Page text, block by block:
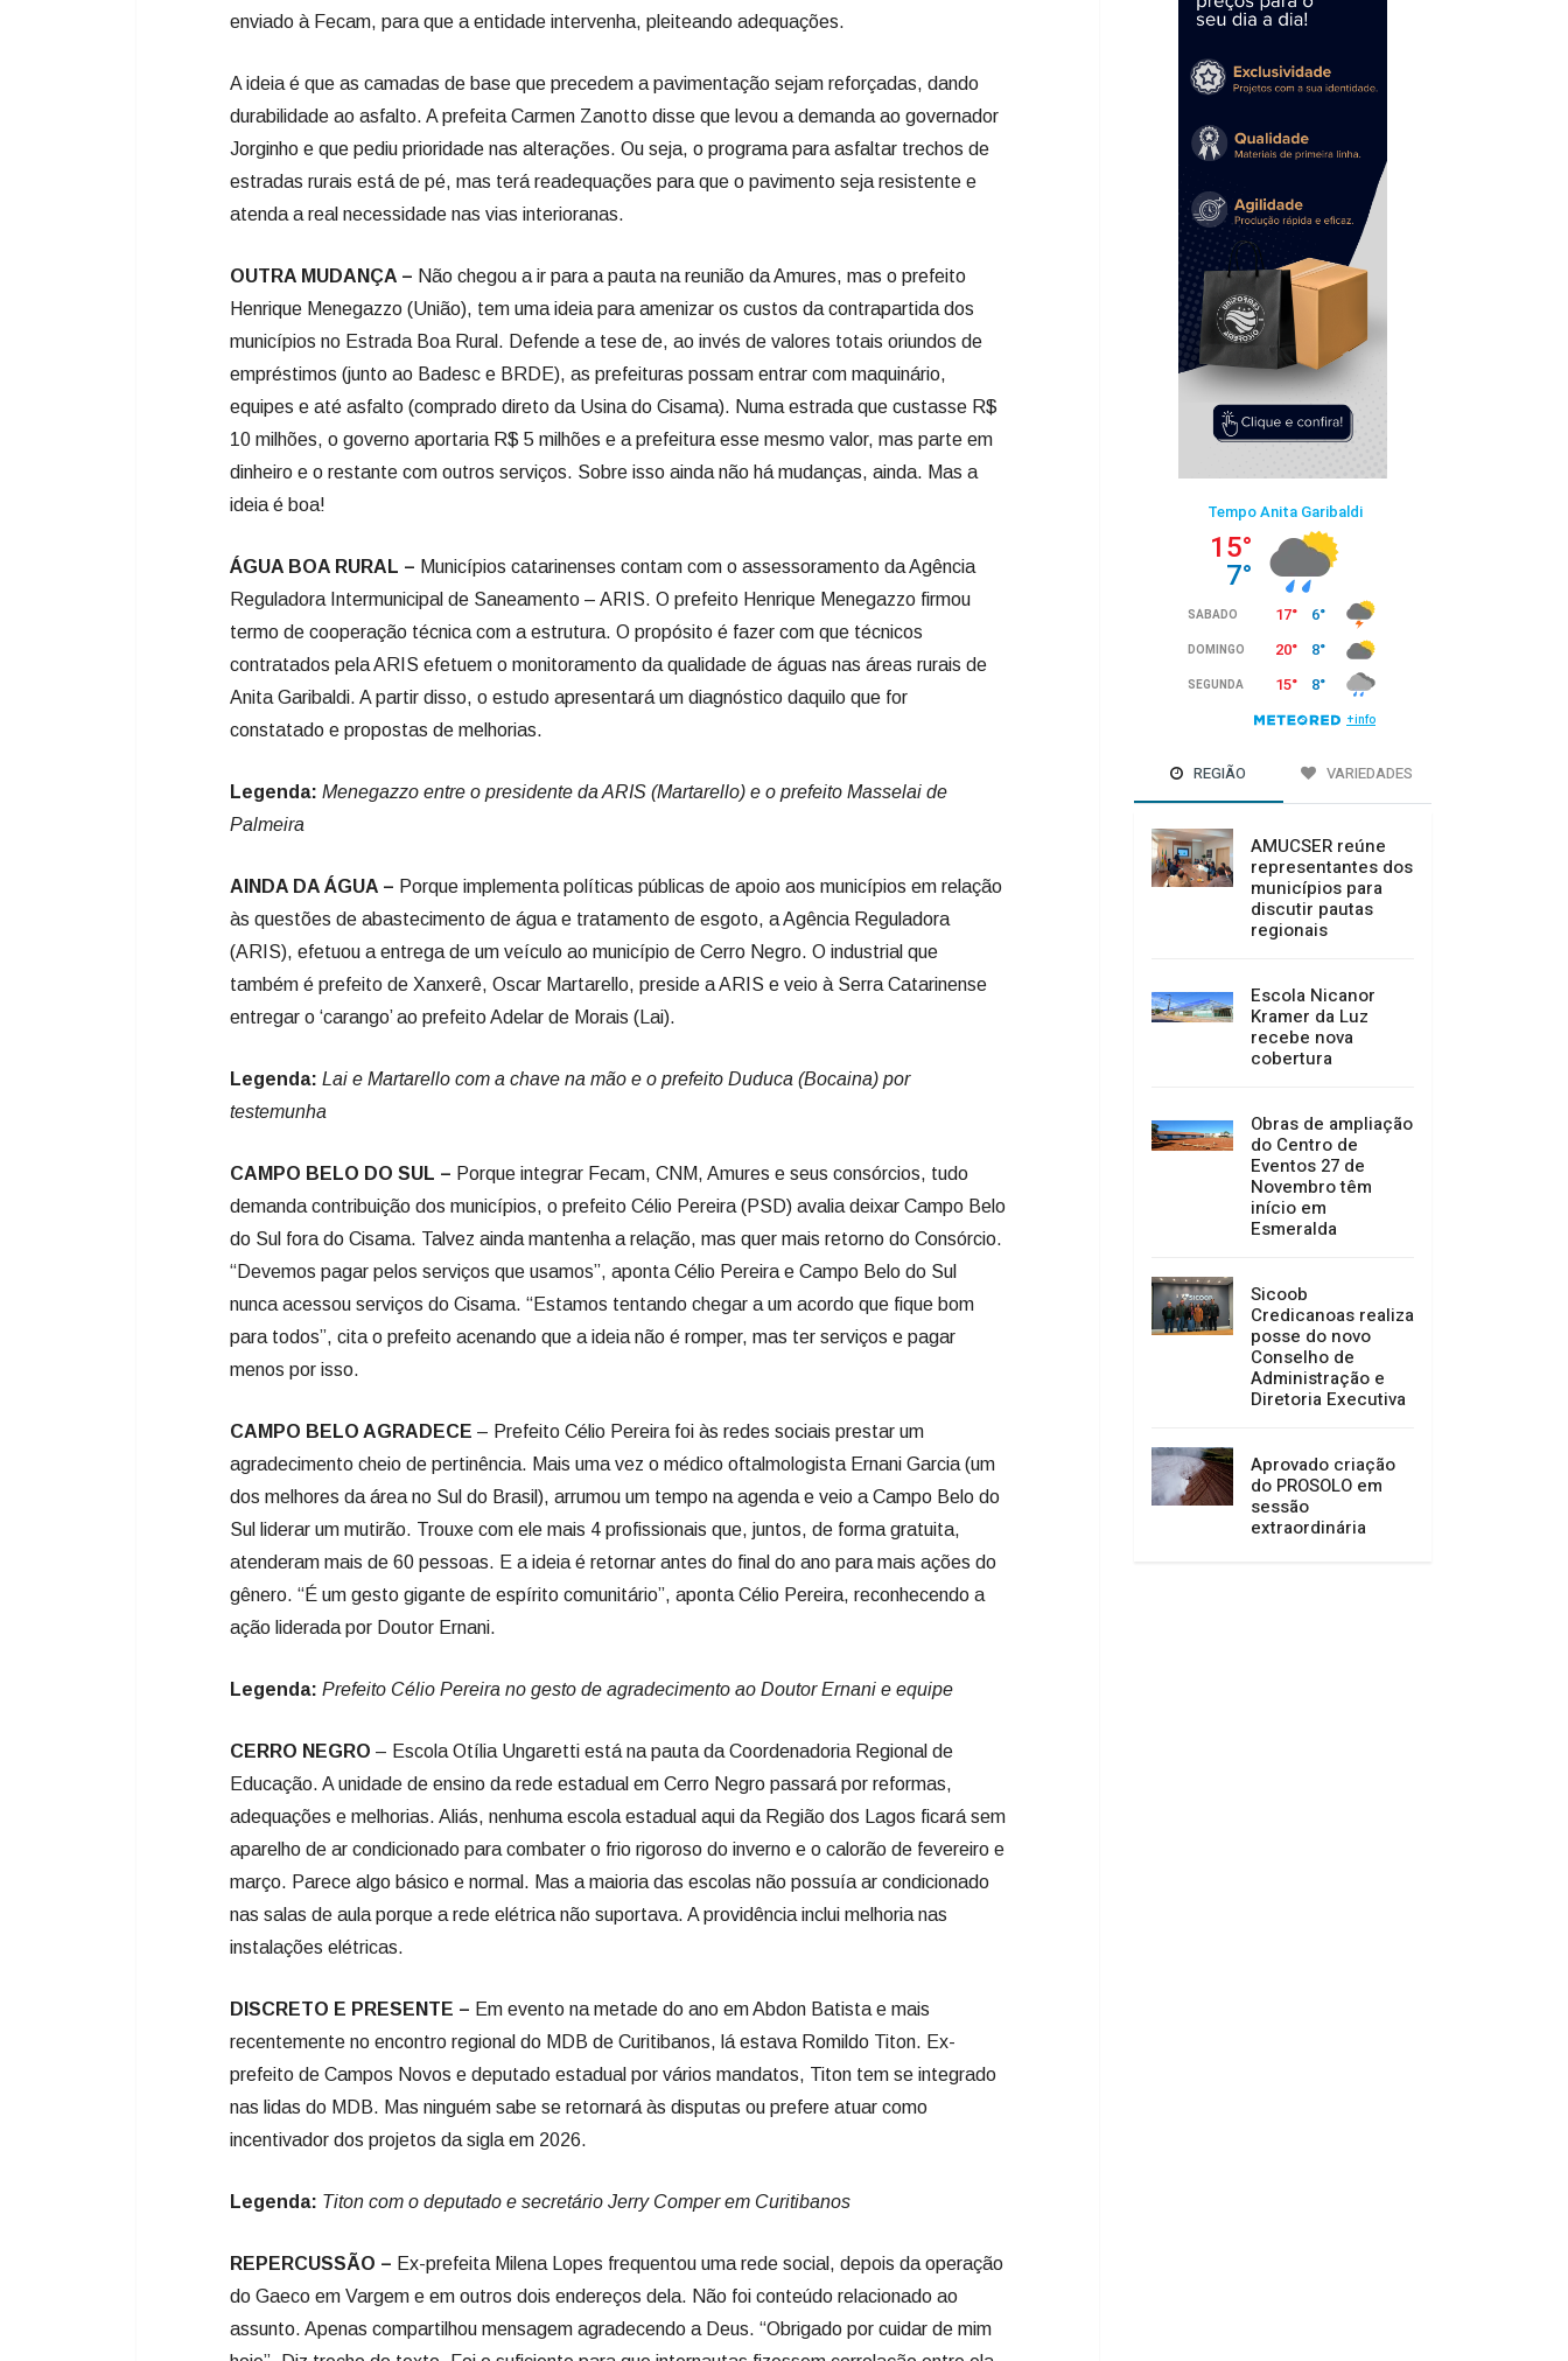
enviado à Fecam, para que a entidade intervenha, pleiteando adequações.
A ideia é que as camadas de base que precedem a pavimentação sejam reforçadas, dando
durabilidade ao asfalto. A prefeita Carmen Zanotto disse que levou a demanda ao governador
Jorginho e que pediu prioridade nas alterações. Ou seja, o programa para asfaltar trechos de
estradas rurais está de pé, mas terá readequações para que o pavimento seja resistente e
atenda a real necessidade nas vias interioranas.
OUTRA MUDANÇA – Não chegou a ir para a pauta na reunião da Amures, mas o prefeito
Henrique Menegazzo (União), tem uma ideia para amenizar os custos da contrapartida dos
municípios no Estrada Boa Rural. Defende a tese de, ao invés de valores totais oriundos de
empréstimos (junto ao Badesc e BRDE), as prefeituras possam entrar com maquinário,
equipes e até asfalto (comprado direto da Usina do Cisama). Numa estrada que custasse R$
10 milhões, o governo aportaria R$ 5 milhões e a prefeitura esse mesmo valor, mas parte em
dinheiro e o restante com outros serviços. Sobre isso ainda não há mudanças, ainda. Mas a
ideia é boa!
ÁGUA BOA RURAL – Municípios catarinenses contam com o assessoramento da Agência
Reguladora Intermunicipal de Saneamento – ARIS. O prefeito Henrique Menegazzo firmou
termo de cooperação técnica com a estrutura. O propósito é fazer com que técnicos
contratados pela ARIS efetuem o monitoramento da qualidade de águas nas áreas rurais de
Anita Garibaldi. A partir disso, o estudo apresentará um diagnóstico daquilo que for
constatado e propostas de melhorias.
Legenda: Menegazzo entre o presidente da ARIS (Martarello) e o prefeito Masselai de
Palmeira
AINDA DA ÁGUA – Porque implementa políticas públicas de apoio aos municípios em relação
às questões de abastecimento de água e tratamento de esgoto, a Agência Reguladora
(ARIS), efetuou a entrega de um veículo ao município de Cerro Negro. O industrial que
também é prefeito de Xanxerê, Oscar Martarello, preside a ARIS e veio à Serra Catarinense
entregar o ‘carango’ ao prefeito Adelar de Morais (Lai).
Legenda: Lai e Martarello com a chave na mão e o prefeito Duduca (Bocaina) por
testemunha
CAMPO BELO DO SUL – Porque integrar Fecam, CNM, Amures e seus consórcios, tudo
demanda contribuição dos municípios, o prefeito Célio Pereira (PSD) avalia deixar Campo Belo
do Sul fora do Cisama. Talvez ainda mantenha a relação, mas quer mais retorno do Consórcio.
“Devemos pagar pelos serviços que usamos”, aponta Célio Pereira e Campo Belo do Sul
nunca acessou serviços do Cisama. “Estamos tentando chegar a um acordo que fique bom
para todos”, cita o prefeito acenando que a ideia não é romper, mas ter serviços e pagar
menos por isso.
CAMPO BELO AGRADECE – Prefeito Célio Pereira foi às redes sociais prestar um
agradecimento cheio de pertinência. Mais uma vez o médico oftalmologista Ernani Garcia (um
dos melhores da área no Sul do Brasil), arrumou um tempo na agenda e veio a Campo Belo do
Sul liderar um mutirão. Trouxe com ele mais 4 profissionais que, juntos, de forma gratuita,
atenderam mais de 60 pessoas. E a ideia é retornar antes do final do ano para mais ações do
gênero. “É um gesto gigante de espírito comunitário”, aponta Célio Pereira, reconhecendo a
ação liderada por Doutor Ernani.
Legenda: Prefeito Célio Pereira no gesto de agradecimento ao Doutor Ernani e equipe
CERRO NEGRO – Escola Otília Ungaretti está na pauta da Coordenadoria Regional de
Educação. A unidade de ensino da rede estadual em Cerro Negro passará por reformas,
adequações e melhorias. Aliás, nenhuma escola estadual aqui da Região dos Lagos ficará sem
aparelho de ar condicionado para combater o frio rigoroso do inverno e o calorão de fevereiro e
março. Parece algo básico e normal. Mas a maioria das escolas não possuía ar condicionado
nas salas de aula porque a rede elétrica não suportava. A providência inclui melhoria nas
instalações elétricas.
DISCRETO E PRESENTE – Em evento na metade do ano em Abdon Batista e mais
recentemente no encontro regional do MDB de Curitibanos, lá estava Romildo Titon. Ex-
prefeito de Campos Novos e deputado estadual por vários mandatos, Titon tem se integrado
nas lidas do MDB. Mas ninguém sabe se retornará às disputas ou prefere atuar como
incentivador dos projetos da sigla em 2026.
Legenda: Titon com o deputado e secretário Jerry Comper em Curitibanos
REPERCUSSÃO – Ex-prefeita Milena Lopes frequentou uma rede social, depois da operação
do Gaeco em Vargem e em outros dois endereços dela. Não foi conteúdo relacionado ao
assunto. Apenas compartilhou mensagem agradecendo a Deus. “Obrigado por cuidar de mim
REGIÃO VARIEDADES
AMUCSER reúne
representantes dos
municípios para
discutir pautas
regionais
Escola Nicanor
Kramer da Luz
recebe nova
cobertura
Obras de ampliação
do Centro de
Eventos 27 de
Novembro têm
início em
Esmeralda
Sicoob
Credicanoas realiza
posse do novo
Conselho de
Administração e
Diretoria Executiva
Aprovado criação
do PROSOLO em
sessão
extraordinária